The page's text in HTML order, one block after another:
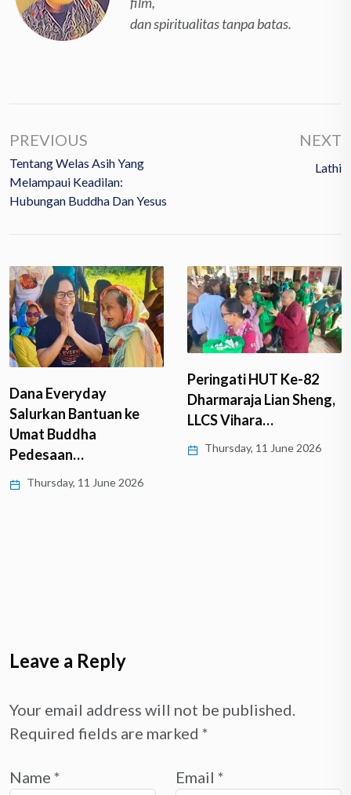
dan spiritualitas tanpa batas.
PREVIOUS
Tentang Welas Asih Yang
Melampaui Keadilan:
Hubungan Buddha Dan Yesus
NEXT
Lathi
Dana Everyday
Salurkan Bantuan ke
Umat Buddha
Pedesaan…
Thursday, 11 June 2026
Peringati HUT Ke-82
Dharmaraja Lian Sheng,
LLCS Vihara…
Thursday, 11 June 2026
Leave a Reply
Your email address will not be published.
Required fields are marked *
Name * Email *